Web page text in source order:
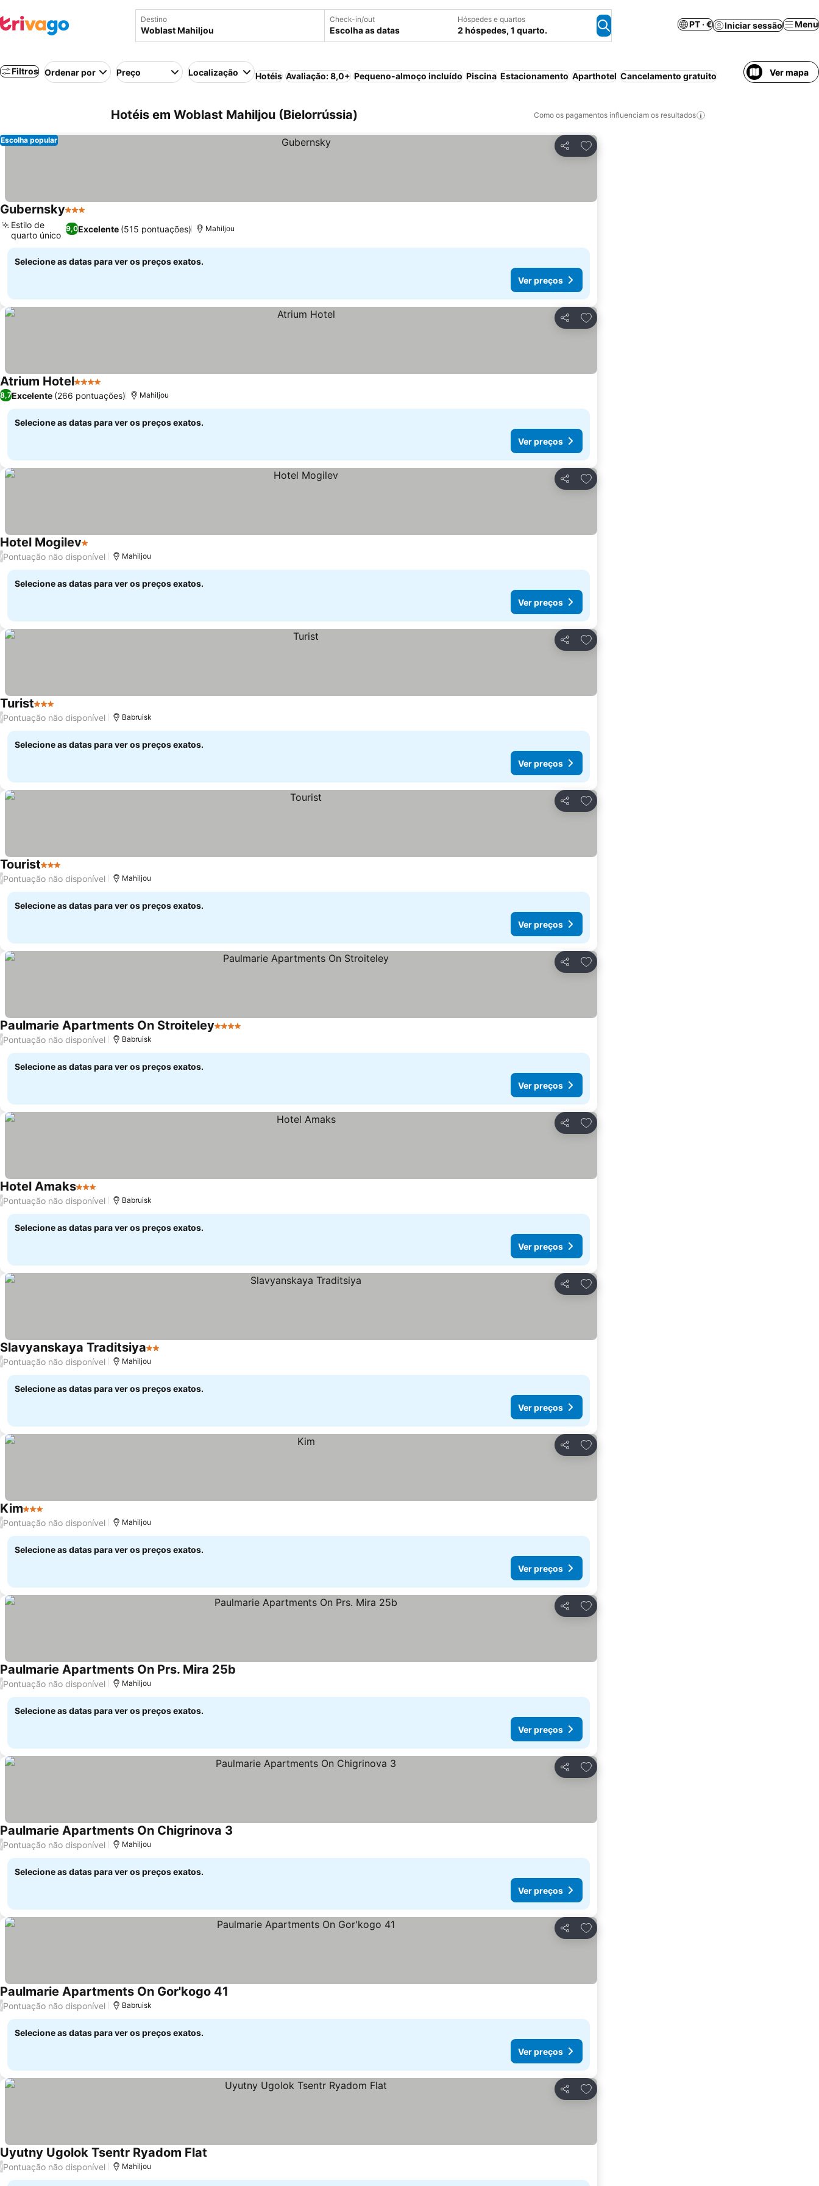
Destino Check-in/out
Escolha as datas
Hóspedes e quartos
2 hóspedes, 1 quarto.
PT · € Iniciar sessão Menu
Filtros Ordenar por Preço Localização Hotéis Avaliação: 8,0+ Pequeno-almoço incluído Piscina Estacionamento Aparthotel Cancelamento gratuito Ver mapa
Hotéis em Woblast Mahiljou (Bielorrússia) Como os pagamentos influenciam os resultados
Partilhar
Adicionar aos favoritos
Escolha popular
Gubernsky3 Estrelas
9,0Excelente (515 pontuações)
Estilo de
quarto único
Mahiljou
Selecione as datas para ver os preços exatos.
Ver preços
Partilhar
Adicionar aos favoritos
Atrium Hotel4 Estrelas
8,7Excelente (266 pontuações) Mahiljou
Selecione as datas para ver os preços exatos.
Ver preços
Partilhar
Adicionar aos favoritos
Hotel Mogilev1 Estrelas
/Pontuação não disponível Mahiljou
Selecione as datas para ver os preços exatos.
Ver preços
Partilhar
Adicionar aos favoritos
Turist3 Estrelas
/Pontuação não disponível Babruisk
Selecione as datas para ver os preços exatos.
Ver preços
Partilhar
Adicionar aos favoritos
Tourist3 Estrelas
/Pontuação não disponível Mahiljou
Selecione as datas para ver os preços exatos.
Ver preços
Partilhar
Adicionar aos favoritos
Paulmarie Apartments On Stroiteley4 Estrelas
/Pontuação não disponível Babruisk
Selecione as datas para ver os preços exatos.
Ver preços
Partilhar
Adicionar aos favoritos
Hotel Amaks3 Estrelas
/Pontuação não disponível Babruisk
Selecione as datas para ver os preços exatos.
Ver preços
Partilhar
Adicionar aos favoritos
Slavyanskaya Traditsiya2 Estrelas
/Pontuação não disponível Mahiljou
Selecione as datas para ver os preços exatos.
Ver preços
Partilhar
Adicionar aos favoritos
Kim3 Estrelas
/Pontuação não disponível Mahiljou
Selecione as datas para ver os preços exatos.
Ver preços
Partilhar
Adicionar aos favoritos
Paulmarie Apartments On Prs. Mira 25b
/Pontuação não disponível Mahiljou
Selecione as datas para ver os preços exatos.
Ver preços
Partilhar
Adicionar aos favoritos
Paulmarie Apartments On Chigrinova 3
/Pontuação não disponível Mahiljou
Selecione as datas para ver os preços exatos.
Ver preços
Partilhar
Adicionar aos favoritos
Paulmarie Apartments On Gor'kogo 41
/Pontuação não disponível Babruisk
Selecione as datas para ver os preços exatos.
Ver preços
Partilhar
Adicionar aos favoritos
Uyutny Ugolok Tsentr Ryadom Flat
/Pontuação não disponível Mahiljou